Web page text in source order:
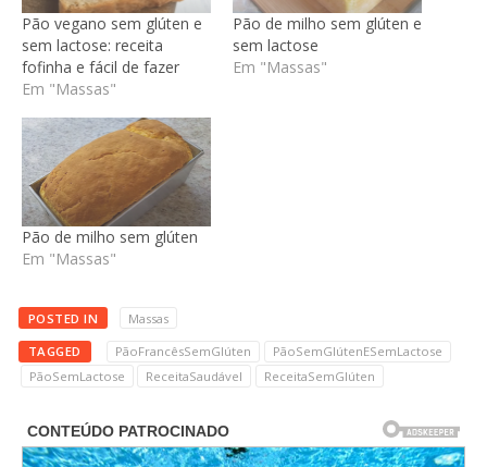
Pão vegano sem glúten e
sem lactose: receita
fofinha e fácil de fazer
Em "Massas"
Pão de milho sem glúten e
sem lactose
Em "Massas"
Pão de milho sem glúten
Em "Massas"
POSTED IN Massas
TAGGED PãoFrancêsSemGlúten
PãoSemGlútenESemLactose
PãoSemLactose
ReceitaSaudável ReceitaSemGlúten